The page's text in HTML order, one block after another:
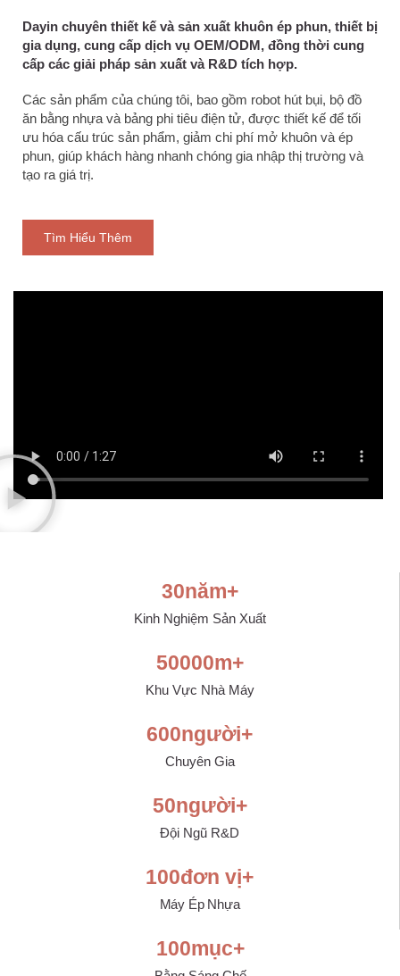
Dayin chuyên thiết kế và sản xuất khuôn ép phun, thiết bị
gia dụng, cung cấp dịch vụ OEM/ODM, đồng thời cung
cấp các giải pháp sản xuất và R&D tích hợp.
Các sản phẩm của chúng tôi, bao gồm robot hút bụi, bộ đồ
ăn bằng nhựa và bảng phi tiêu điện tử, được thiết kế để tối
ưu hóa cấu trúc sản phẩm, giảm chi phí mở khuôn và ép
phun, giúp khách hàng nhanh chóng gia nhập thị trường và
tạo ra giá trị.
Tìm Hiểu Thêm
Kinh Nghiệm Sản Xuất
30năm+
Khu Vực Nhà Máy
50000m+
Chuyên Gia
600người+
Đội Ngũ R&D
50người+
Máy Ép Nhựa
100đơn vị+
100mục+